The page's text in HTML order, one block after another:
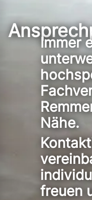
Immer
Nähe.
freuen